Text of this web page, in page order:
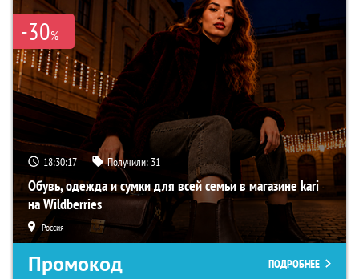
-30%
18:30:16 Получили: 31
Обувь, одежда и сумки для всей семьи в магазине kari
на Wildberries
Россия
Промокод ПОДРОБНЕЕ